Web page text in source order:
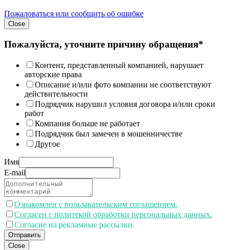
Пожаловаться или сообщить об ошибке
Close
Пожалуйста, уточните причину обращения*
Контент, представленный компанией, нарушает
авторские права
Описание и/или фото компании не соответствуют
действительности
Подрядчик нарушил условия договора и/или сроки
работ
Компания больше не работает
Подрядчик был замечен в мошенничестве
Другое
Имя
E-mail
Ознакомлен с пользавательским соглашением.
Согласен с политекой обработки персональных данных.
Согласие на рекламные рассылки.
Отправить
Close